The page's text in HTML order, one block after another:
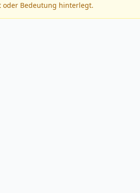
oder Bedeutung hinterlegt.